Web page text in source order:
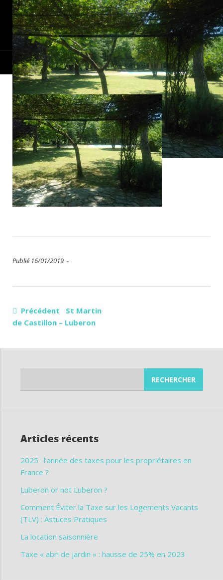
Publié 16/01/2019 -
Navigation
de
l’article
Précédent St Martin
de Castillon – Luberon
Articles récents
2025 : l’année des taxes pour les propriétaires en
France ?
Luberon or not Luberon ?
Comment Éviter la Taxe sur les Logements Vacants
(TLV) : Astuces Pratiques
La location saisonnière
Taxe « abri de jardin » : hausse de 25% en 2023